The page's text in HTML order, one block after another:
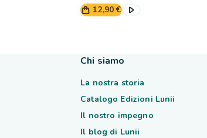
12,90 €
Chi siamo
La nostra storia
Catalogo Edizioni Lunii
Il nostro impegno
Il blog di Lunii